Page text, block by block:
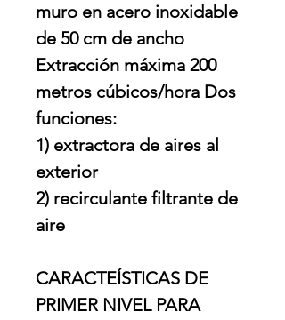
muro en acero inoxidable
de 50 cm de ancho
Extracción máxima 200
metros cúbicos/hora Dos
funciones:
1) extractora de aires al
exterior
2) recirculante filtrante de
aire
CARACTEÍSTICAS DE
PRIMER NIVEL PARA